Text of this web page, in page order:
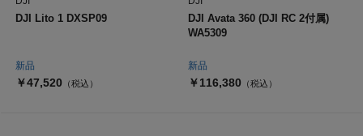
新品
DJI Lito 1 DXSP09
￥47,520 （税込）
新品
DJI Avata 360 (DJI RC 2付属)
WA5309
￥116,380 （税込）